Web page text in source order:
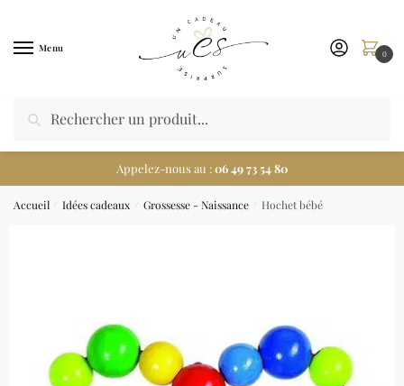
Menu 0
Appelez-nous au :06 49 73 54 80
Accueil Idées cadeaux Grossesse - Naissance Hochet bébé